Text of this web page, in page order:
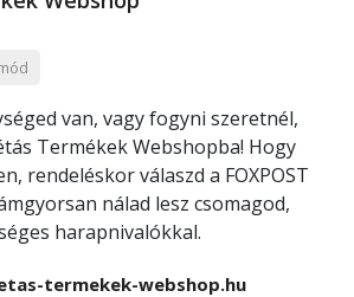
van, vagy fogyni szeretnél,
Termékek Webshopba! Hogy
rendeléskor válaszd a FOXPOST
nálad lesz csomagod,
harapnivalókkal.
termekek-webshop.hu